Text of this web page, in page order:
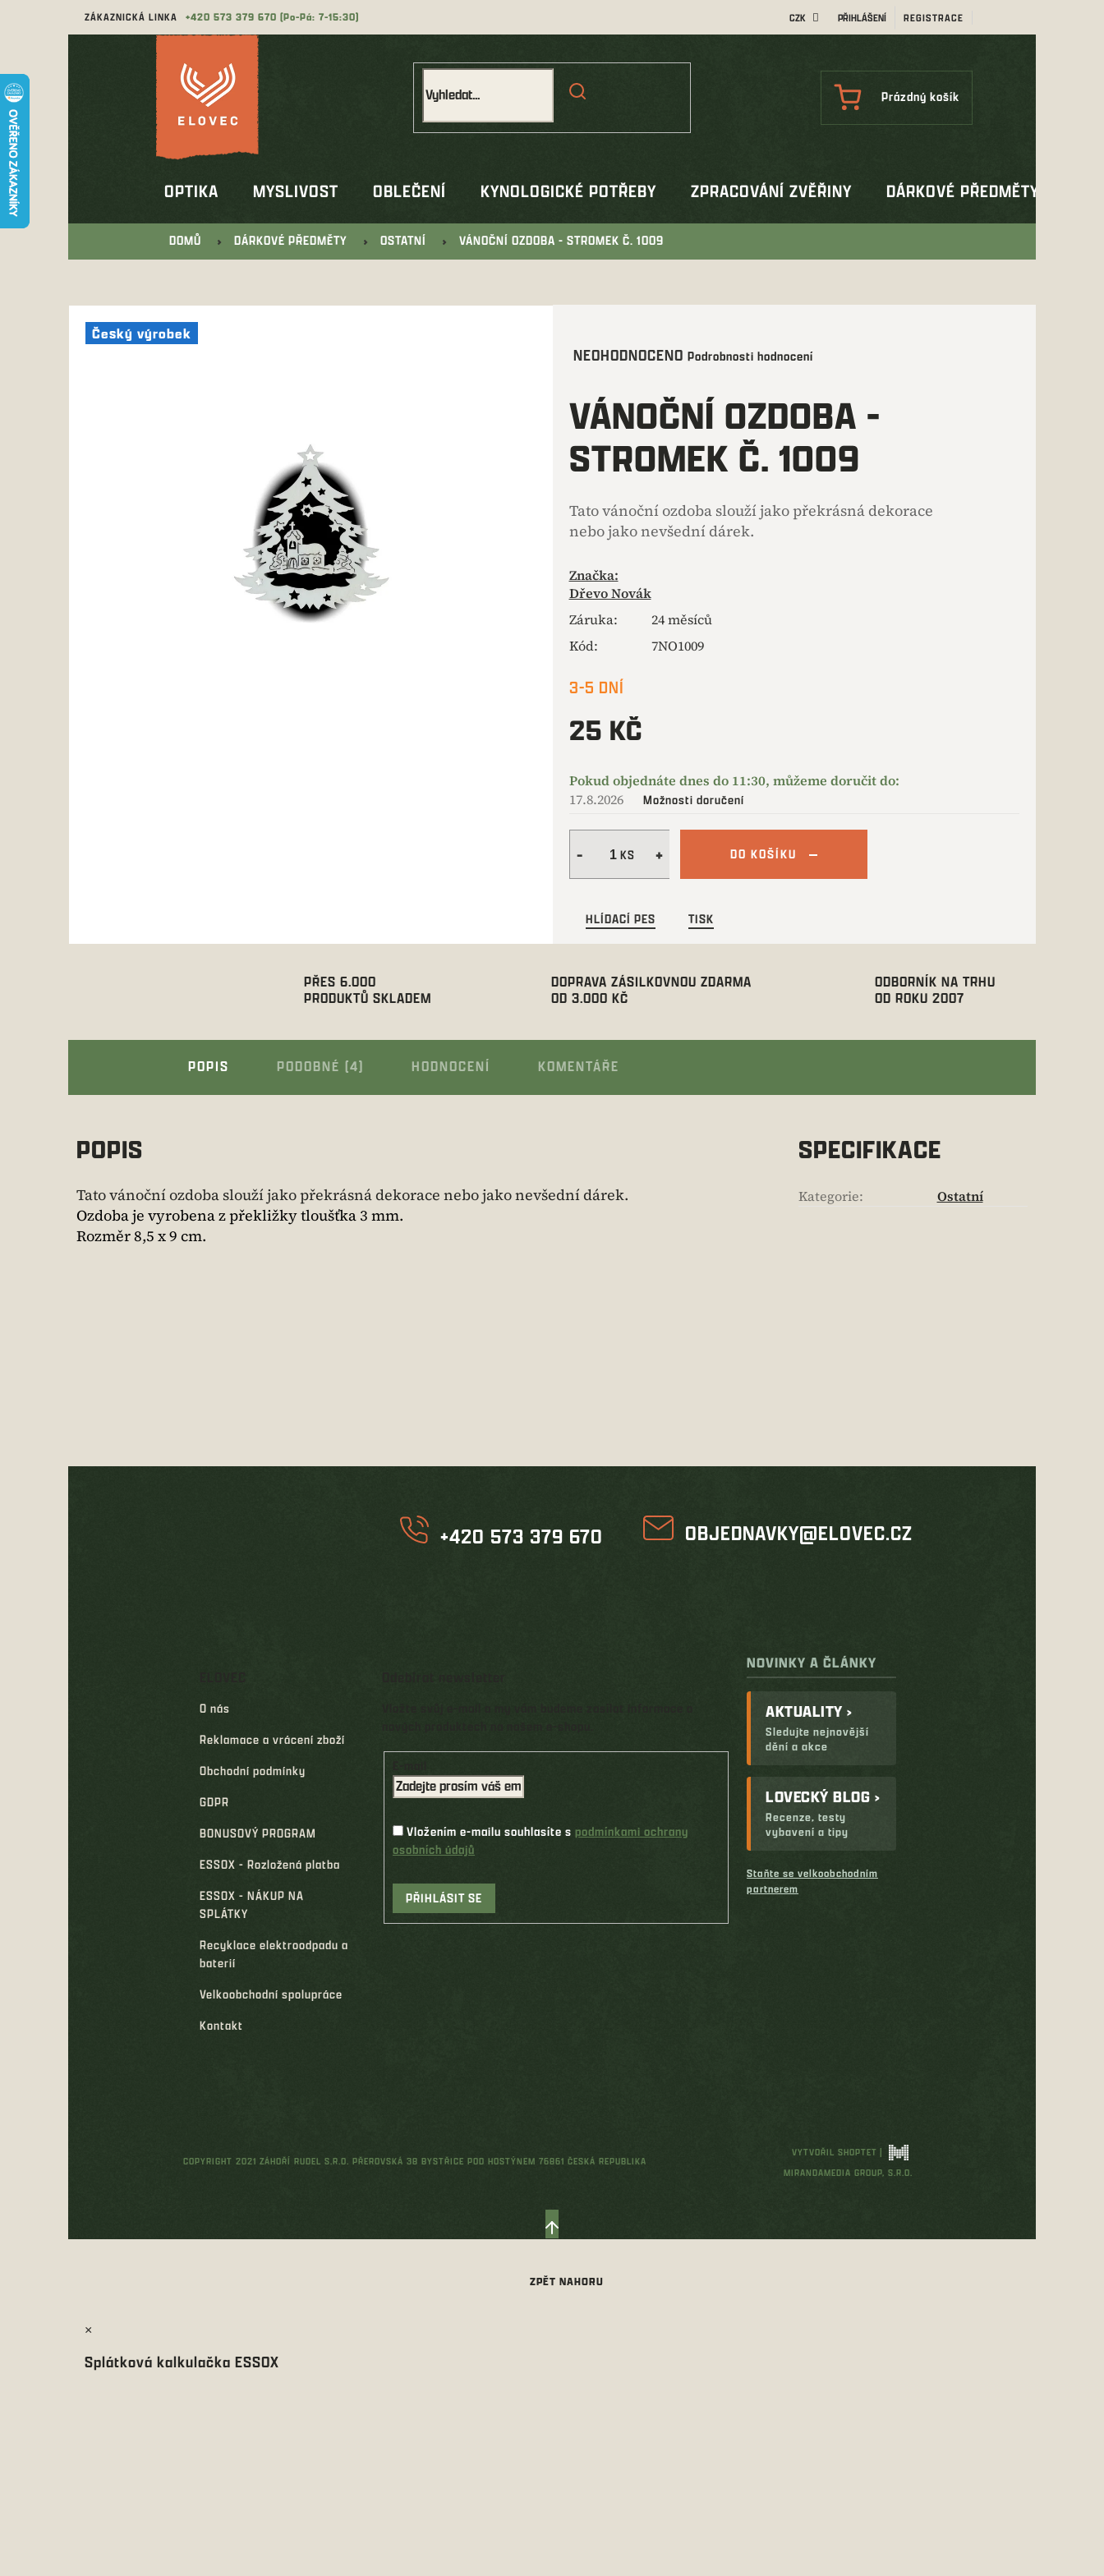
ZÁKAZNICKÁ LINKA 573 379 670 CZK PŘIHLÁŠENÍ REGISTRACE
NÁKUPNÍ
Prázdný košík
OPTIKA MYSLIVOST OBLEČENÍ KYNOLOGICKÉ POTŘEBY ZPRACOVÁNÍ ZVĚŘINY DÁRKOVÉ PŘEDMĚTY
DOMŮ DÁRKOVÉ PŘEDMĚTY OSTATNÍ VÁNOČNÍ OZDOBA - STROMEK Č. 1009
Český výrobek
Český výrobek
Průměrné
je
0,0
z
5
NEOHODNOCENO Podrobnosti hodnocení
VÁNOČNÍ OZDOBA -
STROMEK Č. 1009
Tato vánoční ozdoba slouží jako překrásná dekorace
nebo jako nevšední dárek.
Značka:
Dřevo Novák
Záruka:
24 měsíců
Kód:
7NO1009
3-5 DNÍ
25 KČ
cena:
17.8.2026 Možnosti doručení
DO KOŠÍKU
HLÍDACÍ PES TISK
PŘES 6.000
PRODUKTŮ SKLADEM
DOPRAVA ZÁSILKOVNOU ZDARMA
OD 3.000 KČ
ODBORNÍK NA TRHU
OD ROKU 2007
POPIS PODOBNÉ (4) HODNOCENÍ KOMENTÁŘE
POPIS
Tato vánoční ozdoba slouží jako překrásná dekorace nebo jako nevšední dárek.
Ozdoba je vyrobena z překližky tloušťka 3 mm.
Rozměr 8,5 x 9 cm.
SPECIFIKACE
Kategorie: Ostatní
+420 573 379 670 OBJEDNAVKY@ELOVEC.CZ
O nás
Reklamace a vrácení zboží
Obchodní podmínky
GDPR
BONUSOVÝ PROGRAM
ESSOX - Rozložená platba
ESSOX - NÁKUP NA
SPLÁTKY
Recyklace elektroodpadu a
baterií
Velkoobchodní spolupráce
Kontakt
Vložením e-mailu souhlasíte s podmínkami ochrany
osobních údajů
PŘIHLÁSIT SE
NOVINKY A ČLÁNKY
AKTUALITY ›
Sledujte nejnovější
dění a akce
LOVECKÝ BLOG ›
Recenze, testy
vybavení a tipy
Staňte se velkoobchodním
partnerem
VYTVOŘIL SHOPTET |
MIRANDAMEDIA GROUP, S.R.O.
COPYRIGHT 2021 ZÁHOŘÍ RUDEL S.R.O. PŘEROVSKÁ 38 BYSTŘICE POD HOSTÝNEM 76861 ČESKÁ REPUBLIKA
×
Splátková kalkulačka ESSOX